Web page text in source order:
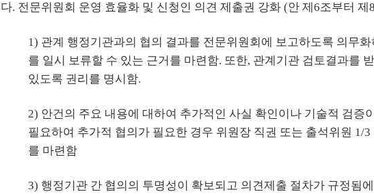
다. 전문위원회 운영 효율화 및 신청인 의견 제출권 강화 (안 제6조부터 제
1) 관계 행정기관과의 협의 결과를 전문위원회에 보고하도록 의무
를 일시 보류할 수 있는 근거를 마련함. 또한, 관계기관 검토결과를
있도록 권리를 명시함.
2) 안건의 주요 내용에 대하여 추가적인 사실 확인이나 기술적 검증
필요하여 추가적 협의가 필요한 경우 위원장 직권 또는 출석위원 1/
를 마련함
3) 행정기관 간 협의의 투명성이 확보되고 의견제출 절차가 규정됨